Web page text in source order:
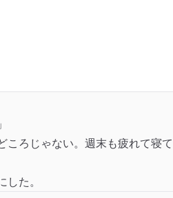
ころじゃない。週末も疲れて寝
た。